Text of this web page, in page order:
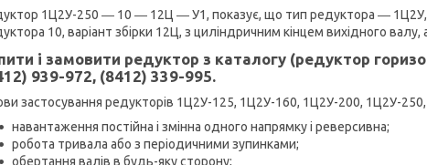
1Ц2У-250 ― 10 ― 12Ц ― У1, показує, що тип редуктора ― 1Ц2У,
10, варіант збірки 12Ц, з циліндричним кінцем вихідного
і замовити редуктор з каталогу (редуктор
939-972, (8412) 339-995.
застосування редукторів 1Ц2У-125, 1Ц2У-160, 1Ц2У-200, 1Ц2У-
навантаження постійна і змінна одного напрямку і реверсивна;
робота тривала або з періодичними зупинками;
обертання валів в будь-яку сторону;